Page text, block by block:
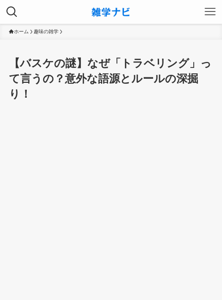
ホーム 趣味の雑学
【バスケの謎】なぜ「トラベリング」っ
て言うの？意外な語源とルールの深掘
り！